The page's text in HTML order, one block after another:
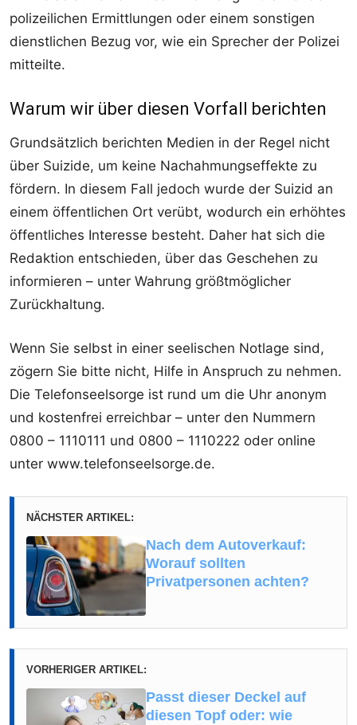
polizeilichen Ermittlungen oder einem sonstigen
dienstlichen Bezug vor, wie ein Sprecher der Polizei
mitteilte.
Warum wir über diesen Vorfall berichten
Grundsätzlich berichten Medien in der Regel nicht
über Suizide, um keine Nachahmungseffekte zu
fördern. In diesem Fall jedoch wurde der Suizid an
einem öffentlichen Ort verübt, wodurch ein erhöhtes
öffentliches Interesse besteht. Daher hat sich die
Redaktion entschieden, über das Geschehen zu
informieren – unter Wahrung größtmöglicher
Zurückhaltung.
Wenn Sie selbst in einer seelischen Notlage sind,
zögern Sie bitte nicht, Hilfe in Anspruch zu nehmen.
Die Telefonseelsorge ist rund um die Uhr anonym
und kostenfrei erreichbar – unter den Nummern
0800 – 1110111 und 0800 – 1110222 oder online
unter www.telefonseelsorge.de.
NÄCHSTER ARTIKEL:
Nach dem Autoverkauf:
Worauf sollten
Privatpersonen achten?
VORHERIGER ARTIKEL:
Passt dieser Deckel auf
diesen Topf oder: wie